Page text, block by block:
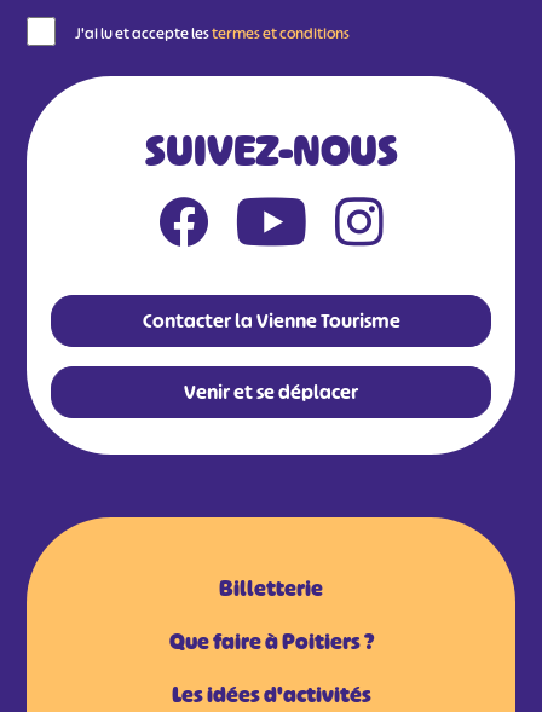
J'ai lu et accepte lestermes et conditions
SUIVEZ-NOUS
Contacter la Vienne Tourisme
Venir et se déplacer
Billetterie
Que faire à Poitiers ?
Les idées d'activités